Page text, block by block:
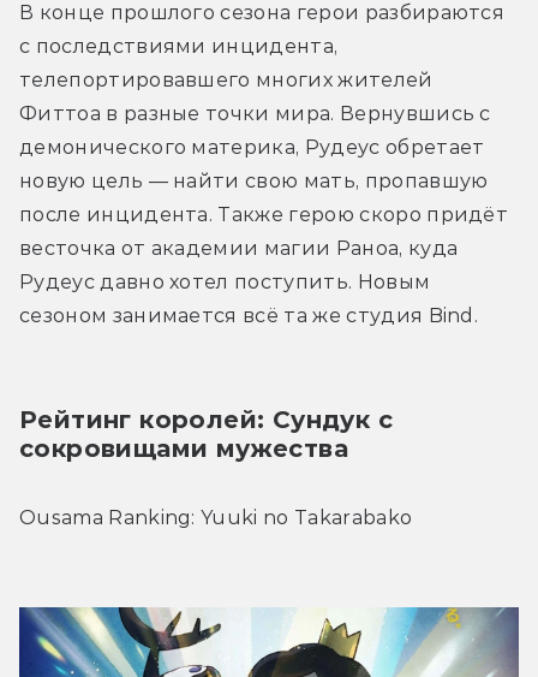
В конце прошлого сезона герои разбираются
с последствиями инцидента,
телепортировавшего многих жителей
Фиттоа в разные точки мира. Вернувшись с
демонического материка, Рудеус обретает
новую цель — найти свою мать, пропавшую
после инцидента. Также герою скоро придёт
весточка от академии магии Раноа, куда
Рудеус давно хотел поступить. Новым
сезоном занимается всё та же студия Bind.
Рейтинг королей: Сундук с
сокровищами мужества
Ousama Ranking: Yuuki no Takarabako